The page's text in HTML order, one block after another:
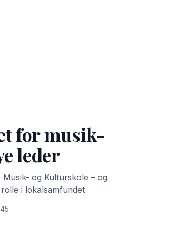
for musik-
leder
og Kulturskole – og
i lokalsamfundet